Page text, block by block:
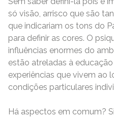
só visão, arrisco que são
que indicariam os tons do
para definir as cores. O
influências enormes do
estão atreladas à
experiências que vivem ao
condições particulares
Há aspectos em comum?